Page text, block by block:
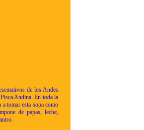
de los Andes
Andina. En toda la
a tomar esta sopa como
de papas, leche,